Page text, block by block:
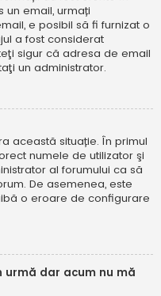
un email, urmați
e posibil să fi furnizat o
a fost considerat
sigur că adresa de email
un administrator.
această situație. În primul
numele de utilizator şi
al forumului ca să
De asemenea, este
o eroare de configurare
urmă dar acum nu mă